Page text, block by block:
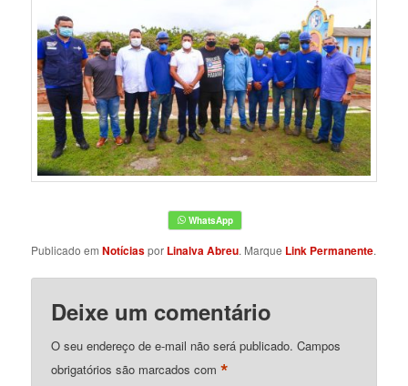
Publicado emNotíciaspor Linalva Abreu. Marque Link Permanente.
Deixe um comentário
O seu endereço de e-mail não será publicado. Campos
obrigatórios são marcados com*